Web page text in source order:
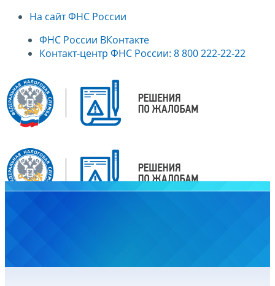
На сайт ФНС России
ФНС России ВКонтакте
Контакт-центр ФНС России: 8 800 222-22-22